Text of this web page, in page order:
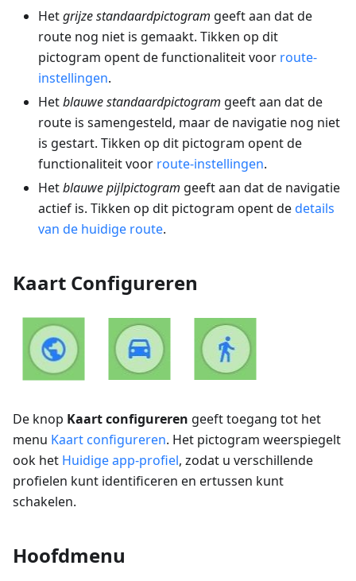
Hetgrijze standaardpictogram geeft aan dat de
route nog niet is gemaakt. Tikken op dit
pictogram opent de functionaliteit voor route-
instellingen.
Hetblauwe standaardpictogram geeft aan dat de
route is samengesteld, maar de navigatie nog niet
is gestart. Tikken op dit pictogram opent de
functionaliteit voor route-instellingen.
Hetblauwe pijlpictogram geeft aan dat de navigatie
actief is. Tikken op dit pictogram opent dedetails
van de huidige route.
Kaart Configureren
De knop Kaart configureren geeft toegang tot het
menu Kaart configureren. Het pictogram weerspiegelt
ook het Huidige app-profiel, zodat u verschillende
profielen kunt identificeren en ertussen kunt
schakelen.
Hoofdmenu